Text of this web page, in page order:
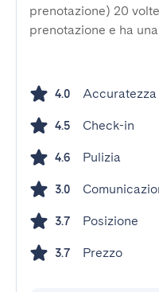
prenotazione) 20
prenotazione e ha
4.0 Accuratezza
4.5 Check-in
4.6 Pulizia
3.0
3.7 Posizione
3.7 Prezzo